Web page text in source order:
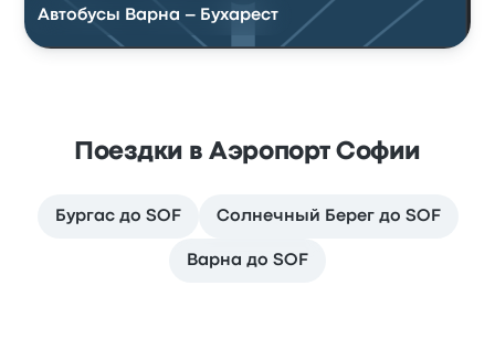
Автобусы Варна – Бухарест
Поездки в Аэропорт Софии
Бургас до SOF Солнечный Берег до SOF
Варна до SOF